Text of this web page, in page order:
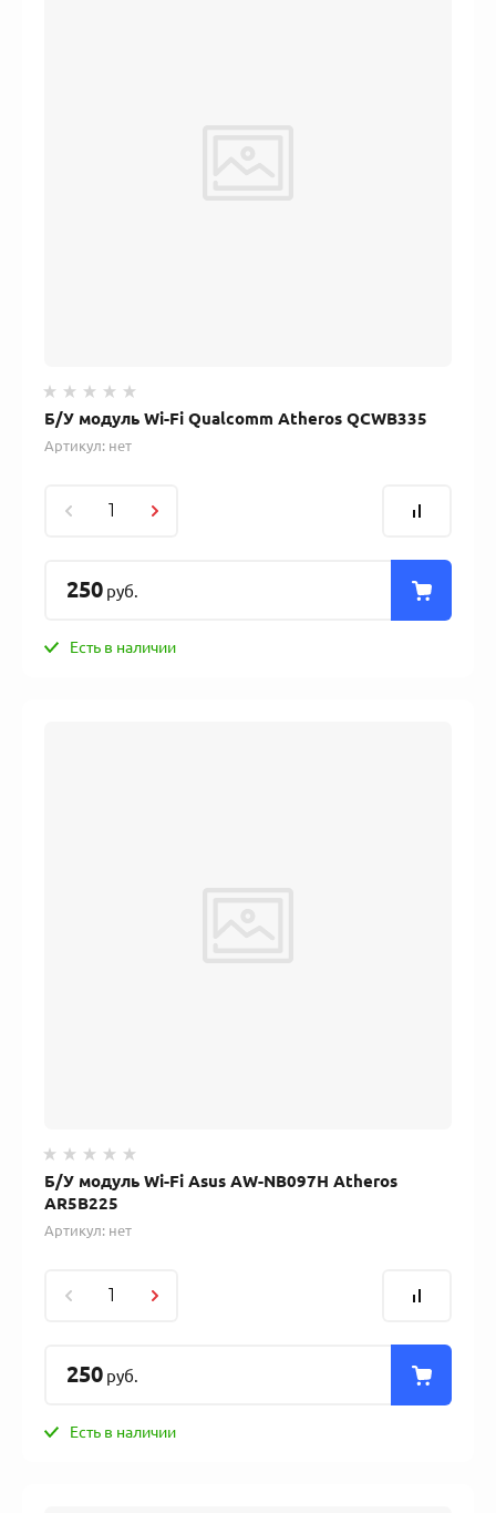
Б/У модуль Wi-Fi Qualcomm Atheros QCWB335
Артикул: нет
250 руб.
Есть в наличии
Б/У модуль Wi-Fi Asus AW-NB097H Atheros
AR5B225
Артикул: нет
250 руб.
Есть в наличии